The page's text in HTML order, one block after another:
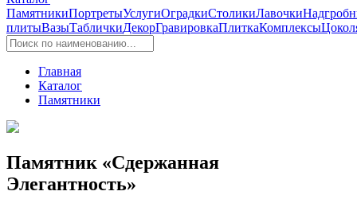
ПамятникиПортретыУслугиОградкиСтоликиЛавочки
плитыВазыТабличкиДекорГравировкаПлиткаКомплексы
Главная
Каталог
Памятники
Памятник «Сдержанная
Элегантность»